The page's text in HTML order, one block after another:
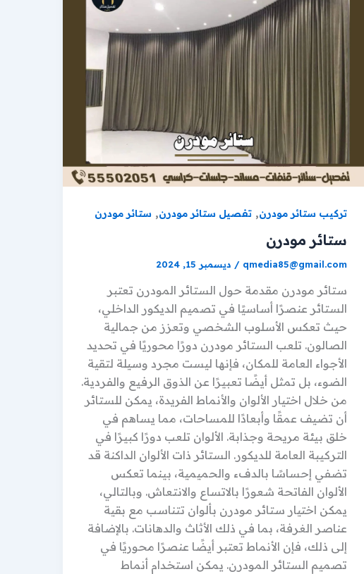
تركيب ستائر مودرن, تفصيل ستائر مودرن, ستائر مودرن
ستائر مودرن
qmedia85@gmail.com
/ ديسمبر 15, 2024
ستائر مودرن مقدمة حول الستائر المودرن تعتبر
الستائر عنصرًا أساسيًا في تصميم الديكور الداخلي،
حيث تعكس الأسلوب الشخصي وتعزز من جمالية
الصالون. تلعب الستائر مودرن دورًا محوريًا في تحديد
الأجواء العامة للمكان، فإنها ليست مجرد وسيلة لتقية
الضوء، بل تمثل أيضًا تعبيرًا عن الذوق الرفيع والفردية.
من خلال اختيار الألوان والأنماط الفريدة، يمكن للستائر
أن تضيف عمقًا وأبعادًا للمساحات، مما يساهم في
خلق بيئة مريحة وجذابة. الألوان تلعب دورًا كبيرًا في
التركيبة العامة للديكور. الستائر ذات الألوان الداكنة قد
تضفي إحساسًا بالدفء والحميمية، بينما تعكس
الألوان الفاتحة شعورًا بالاتساع والانتعاش. وبالتالي،
يمكن اختيار ستائر مودرن بألوان تتناسب مع بقية
عناصر الغرفة، بما في ذلك الأثاث والدهانات. بالإضافة
إلى ذلك، فإن الأنماط تعتبر أيضًا عنصرًا محوريًا في
تصميم الستائر المودرن. يمكن استخدام أنماط